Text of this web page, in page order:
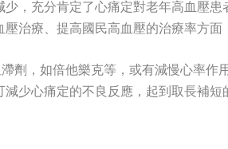
，充分肯定了心痛定對老年高血壓患
治療、提高國民高血壓的治療率方面
劑，如倍他樂克等，或有減慢心率作
少心痛定的不良反應，起到取長補短